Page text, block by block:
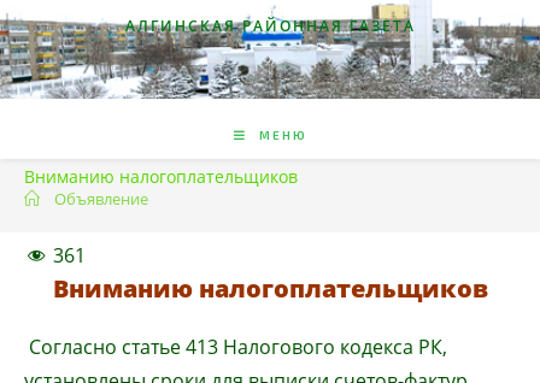
АЛГИНСКАЯ РАЙОННАЯ ГАЗЕТА
МЕНЮ
Вниманию налогоплательщиков
Объявление
361
Вниманию налогоплательщиков
Согласно статье 413 Налогового кодекса РК,